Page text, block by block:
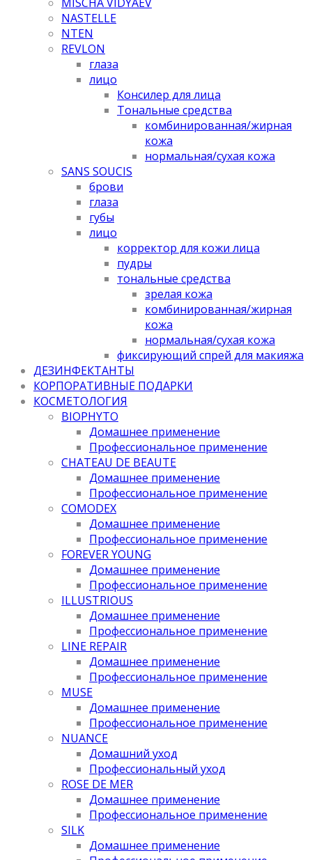
NASTELLE
NTEN
REVLON
глаза
лицо
Консилер для лица
Тональные средства
комбинированная/жирная
кожа
нормальная/cухая кожа
SANS SOUCIS
брови
глаза
губы
лицо
корректор для кожи лица
пудры
тональные средства
зрелая кожа
комбинированная/жирная
кожа
нормальная/cухая кожа
фиксирующий спрей для макияжа
ДЕЗИНФЕКТАНТЫ
КОРПОРАТИВНЫЕ ПОДАРКИ
КОСМЕТОЛОГИЯ
BIOPHYTO
Домашнее применение
Профессиональное применение
CHATEAU DE BEAUTE
Домашнее применение
Профессиональное применение
COMODEX
Домашнее применение
Профессиональное применение
FOREVER YOUNG
Домашнее применение
Профессиональное применение
ILLUSTRIOUS
Домашнее применение
Профессиональное применение
LINE REPAIR
Домашнее применение
Профессиональное применение
MUSE
Домашнее применение
Профессиональное применение
NUANCE
Домашний уход
Профессиональный уход
ROSE DE MER
Домашнее применение
Профессиональное применение
SILK
Домашнее применение